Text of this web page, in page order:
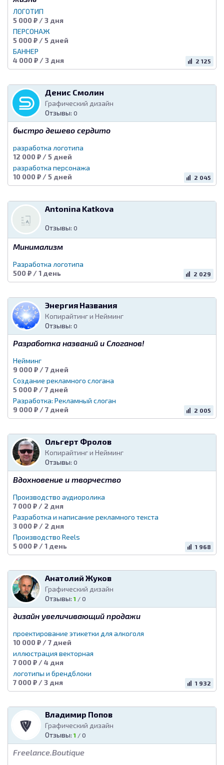
ЛОГОТИП
5 000 ₽ / 3 дня
ПЕРСОНАЖ
5 000 ₽ / 5 дней
БАННЕР
4 000 ₽ / 3 дня
2 125
Денис Смолин
Графический дизайн
Отзывы: 0
быстро дешево сердито
разработка логотипа
12 000 ₽ / 5 дней
разработка персонажа
10 000 ₽ / 5 дней
2 045
Antonina Katkova
Отзывы: 0
Минимализм
Разработка логотипа
500 ₽ / 1 день
2 029
Энергия Названия
Копирайтинг и Нейминг
Отзывы: 0
Разработка названий и Слоганов!
Нейминг
9 000 ₽ / 7 дней
Создание рекламного слогана
5 000 ₽ / 7 дней
Разработка: Рекламный слоган
9 000 ₽ / 7 дней
2 005
Ольгерт Фролов
Копирайтинг и Нейминг
Отзывы: 0
Вдохновение и творчество
Производство аудиоролика
7 000 ₽ / 2 дня
Разработка и написание рекламного текста
3 000 ₽ / 2 дня
Производство Reels
5 000 ₽ / 1 день
1 968
Анатолий Жуков
Графический дизайн
Отзывы: 1 / 0
дизайн увеличивающий продажи
проектирование этикетки для алкоголя
10 000 ₽ / 7 дней
иллюстрация векторная
7 000 ₽ / 4 дня
логотипы и брендблоки
7 000 ₽ / 3 дня
1 932
Владимир Попов
Графический дизайн
Отзывы: 1 / 0
Freelance.Boutique